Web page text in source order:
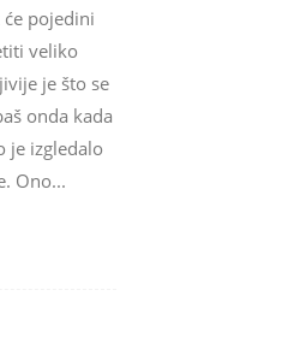
pojedini
veliko
je što se
onda kada
je izgledalo
Ono...